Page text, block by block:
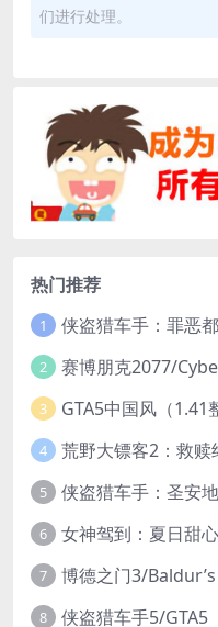
们进行处理。
热门推荐
1
2
3
4
5
6
7
8